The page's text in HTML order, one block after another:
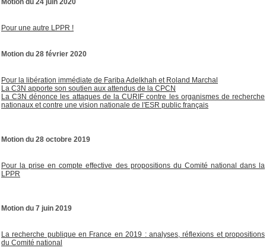
Motion du 24 juin 2020
Pour une autre LPPR !
Motion du 28 février 2020
Pour la libération immédiate de Fariba Adelkhah et Roland Marchal
La C3N apporte son soutien aux attendus de la CPCN
La C3N dénonce les attaques de la CURIF contre les organismes de recherche
nationaux et contre une vision nationale de l'ESR public français
Motion du 28 octobre 2019
Pour la prise en compte effective des propositions du Comité national dans la
LPPR
Motion du 7 juin 2019
La recherche publique en France en 2019 : analyses, réflexions et propositions
du Comité national